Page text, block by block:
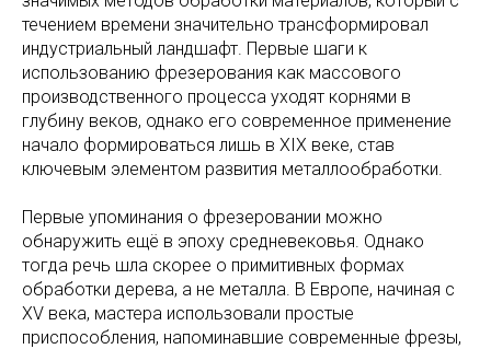
течением времени значительно трансформировал
индустриальный ландшафт. Первые шаги к
использованию фрезерования как массового
производственного процесса уходят корнями в
глубину веков, однако его современное применение
начало формироваться лишь в XIX веке, став
ключевым элементом развития металлообработки.
Первые упоминания о фрезеровании можно
обнаружить ещё в эпоху средневековья. Однако
тогда речь шла скорее о примитивных формах
обработки дерева, а не металла. В Европе, начиная с
XV века, мастера использовали простые
приспособления, напоминавшие современные фрезы,